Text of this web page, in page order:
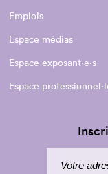
Emplois
Espace médias
Espace exposant·e⋅s
Espace